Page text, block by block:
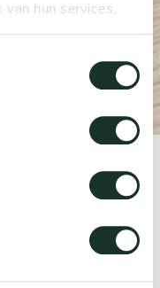
van hun services.